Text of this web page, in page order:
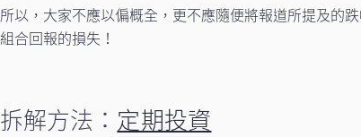
所以，大家不應以偏概全，更不應隨便將報道所提及的
組合回報的損失！
拆解方法： 定期投資